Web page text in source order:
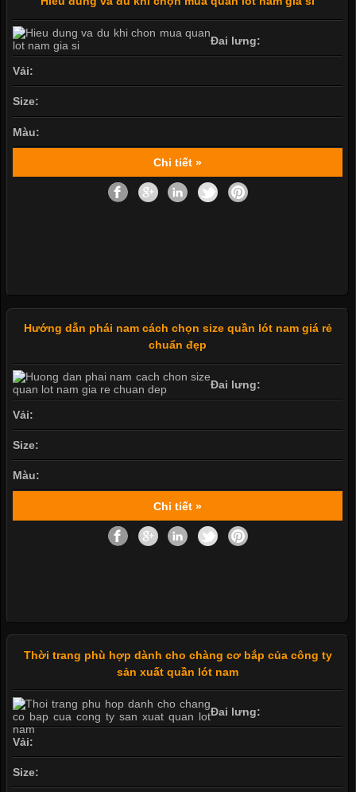
Đai lưng:
Vải:
Size:
Màu:
Chi tiết »
Hướng dẫn phái nam cách chọn size quần lót nam giá rẻ
chuẩn đẹp
Đai lưng:
Vải:
Size:
Màu:
Chi tiết »
Thời trang phù hợp dành cho chàng cơ bắp của công ty
sản xuất quần lót nam
Đai lưng:
Vải:
Size: